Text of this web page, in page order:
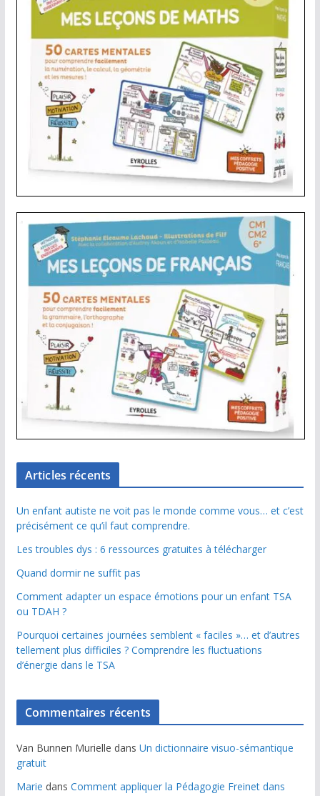
Articles récents
Un enfant autiste ne voit pas le monde comme vous… et c’est
précisément ce qu’il faut comprendre.
Les troubles dys : 6 ressources gratuites à télécharger
Quand dormir ne suffit pas
Comment adapter un espace émotions pour un enfant TSA
ou TDAH ?
Pourquoi certaines journées semblent « faciles »… et d’autres
tellement plus difficiles ? Comprendre les fluctuations
d’énergie dans le TSA
Commentaires récents
Van Bunnen Murielle dans Un dictionnaire visuo-sémantique
gratuit
Marie dans Comment appliquer la Pédagogie Freinet dans